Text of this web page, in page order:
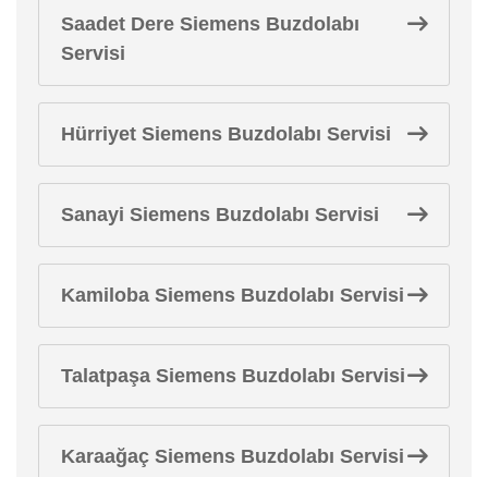
Saadet Dere Siemens Buzdolabı
Servisi
Hürriyet Siemens Buzdolabı Servisi
Sanayi Siemens Buzdolabı Servisi
Kamiloba Siemens Buzdolabı Servisi
Talatpaşa Siemens Buzdolabı Servisi
Karaağaç Siemens Buzdolabı Servisi